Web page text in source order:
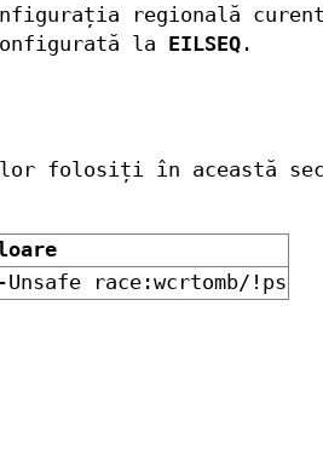
regională
la EILSEQ .
folosiți în această
Unsafe race:wcrtomb/!ps